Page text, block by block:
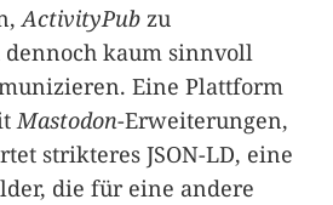
ActivityPub zu
kaum sinnvoll
Eine Plattform
Mastodon-Erweiterungen,
strikteres JSON-LD, eine
die für eine andere